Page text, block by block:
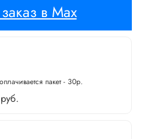
в Max
пакет - 30р.